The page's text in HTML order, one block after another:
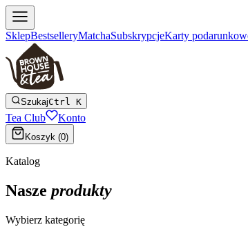
SklepBestselleryMatchaSubskrypcjeKarty
SzukajCtrl K
Tea Club Konto
Koszyk (0)
Katalog
Nasze produkty
Wybierz kategorię